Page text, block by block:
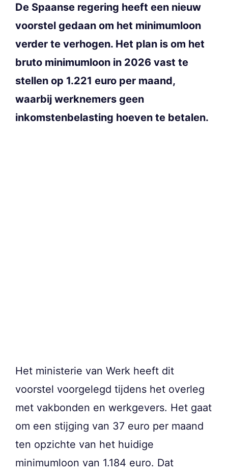
De Spaanse regering heeft een nieuw
voorstel gedaan om het minimumloon
verder te verhogen. Het plan is om het
bruto minimumloon in 2026 vast te
stellen op 1.221 euro per maand,
waarbij werknemers geen
inkomstenbelasting hoeven te betalen.
Het ministerie van Werk heeft dit
voorstel voorgelegd tijdens het overleg
met vakbonden en werkgevers. Het gaat
om een stijging van 37 euro per maand
ten opzichte van het huidige
minimumloon van 1.184 euro. Dat